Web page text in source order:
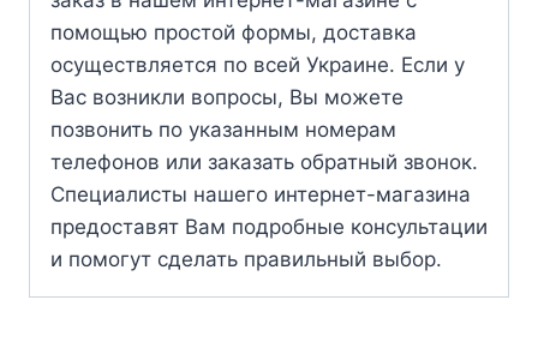
помощью простой формы, доставка
осуществляется по всей Украине. Если у
Вас возникли вопросы, Вы можете
позвонить по указанным номерам
телефонов или заказать обратный звонок.
Специалисты нашего интернет-магазина
предоставят Вам подробные консультации
и помогут сделать правильный выбор.